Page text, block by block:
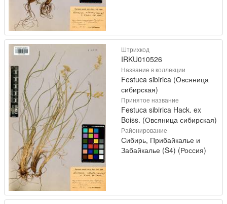
Штрихкод
IRKU010526
Название в коллекции
Festuca sibirica (Овсяница
сибирская)
Принятое название
Festuca sibirica Hack. ex
Boiss. (Овсяница сибирская)
Районирование
Сибирь, Прибайкалье и
Забайкалье (S4) (Россия)